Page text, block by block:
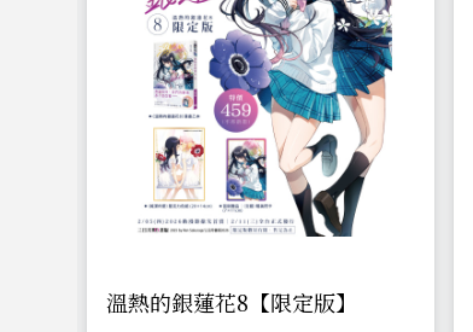
溫熱的銀蓮花8【限定版】